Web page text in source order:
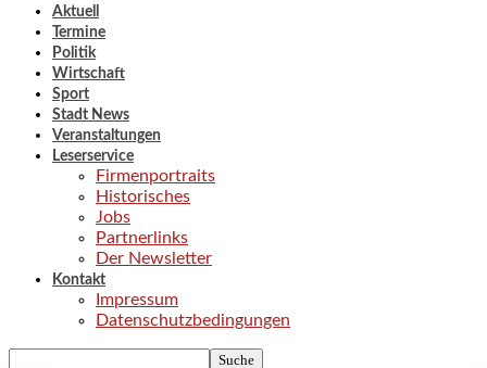
Aktuell
Termine
Politik
Wirtschaft
Sport
Stadt News
Veranstaltungen
Leserservice
Firmenportraits
Historisches
Jobs
Partnerlinks
Der Newsletter
Kontakt
Impressum
Datenschutzbedingungen